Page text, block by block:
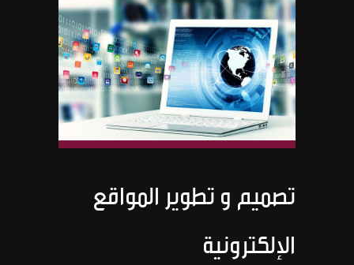
تصميم و تطوير المواقع
الإلكترونية